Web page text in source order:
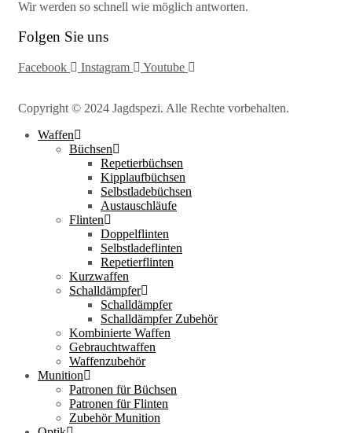
Wir werden so schnell wie möglich antworten.
Folgen Sie uns
Facebook Instagram Youtube
Copyright © 2024 Jagdspezi. Alle Rechte vorbehalten.
Waffen
Büchsen
Repetierbüchsen
Kipplaufbüchsen
Selbstladebüchsen
Austauschläufe
Flinten
Doppelflinten
Selbstladeflinten
Repetierflinten
Kurzwaffen
Schalldämpfer
Schalldämpfer
Schalldämpfer Zubehör
Kombinierte Waffen
Gebrauchtwaffen
Waffenzubehör
Munition
Patronen für Büchsen
Patronen für Flinten
Zubehör Munition